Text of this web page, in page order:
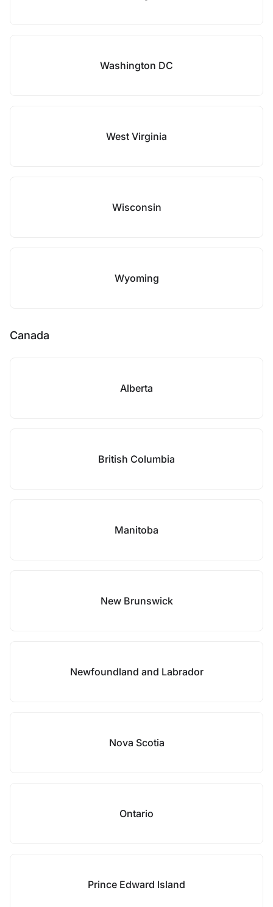
Washington DC
West Virginia
Wisconsin
Wyoming
Canada
Alberta
British Columbia
Manitoba
New Brunswick
Newfoundland and Labrador
Nova Scotia
Ontario
Prince Edward Island